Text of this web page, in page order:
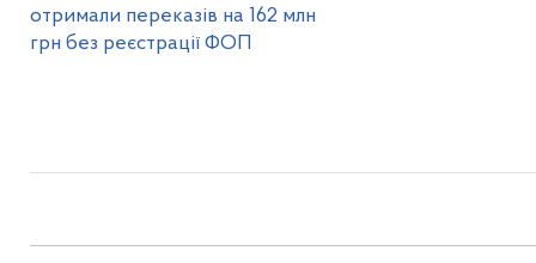
отримали переказів на 162 млн
грн без реєстрації ФОП